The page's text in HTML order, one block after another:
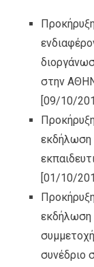
στην
[09/10/
εκδήλωση
[01/10/
εκδήλωση
συνέδριο